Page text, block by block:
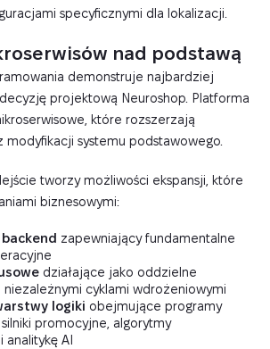
specyficznymi dla lokalizacji.
nad podstawą
demonstruje najbardziej
projektową Neuroshop. Platforma
które rozszerzają
modyfikacji systemu podstawowego.
tworzy możliwości ekspansji, które
biznesowymi:
zapewniający fundamentalne
działające jako oddzielne
niezależnymi cyklami wdrożeniowymi
logiki obejmujące programy
promocyjne, algorytmy
AI